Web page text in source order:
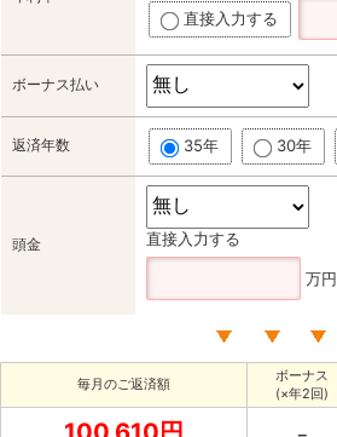
直接入力する
ボーナス払い
返済年数 35年 30年
頭金 直接入力する
万円
毎月のご返済額
ボーナス
(×年2回)